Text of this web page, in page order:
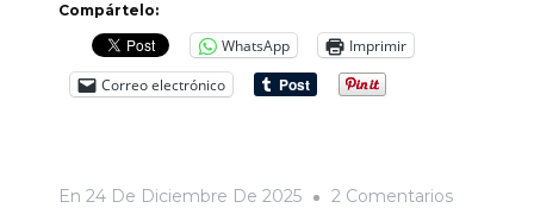
Compártelo:
WhatsApp
Imprimir
Correo electrónico
En 24 De Diciembre De 2025 2 ComentariosEn